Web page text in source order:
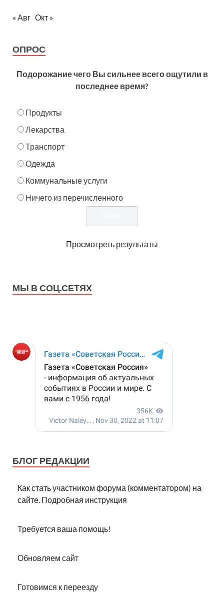
« Авг Окт »
ОПРОС
Подорожание чего Вы сильнее всего ощутили в
последнее время?
Продукты
Лекарства
Транспорт
Одежда
Коммунальные услуги
Ничего из перечисленного
Просмотреть результаты
МЫ В СОЦ.СЕТЯХ
БЛОГ РЕДАКЦИИ
Как стать участником форума (комментатором) на
сайте. Подробная инструкция
Требуется ваша помощь!
Обновляем сайт
Готовимся к переезду